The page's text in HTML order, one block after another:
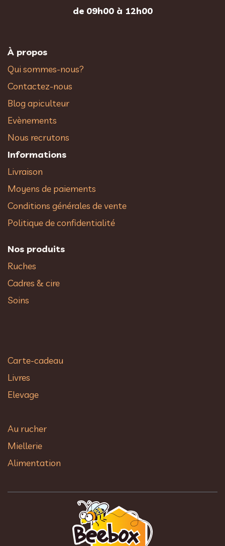
de 09h00 à 12h00
À propos
Qui sommes-nous?
Contactez-nous
Blog apiculteur
Evènements
Nous recrutons
Informations
Livraison
Moyens de paiements
Conditions générales de vente
Politique de confidentialité
Nos produits
Ruches
Cadres & cire
Soins
Carte-cadeau
Livres
Elevage
Au rucher​
Miellerie
Alimentation